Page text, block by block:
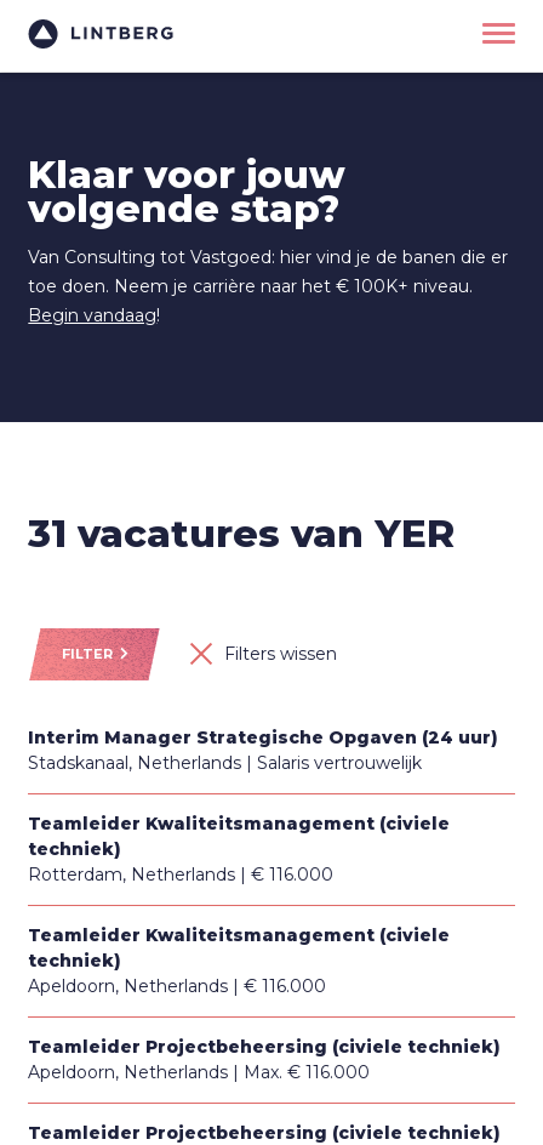
Klaar voor jouw
volgende stap?
Van Consulting tot Vastgoed: hier vind je de banen die er
toe doen. Neem je carrière naar het € 100K+ niveau.
Begin vandaag!
31 vacatures van YER
FILTER Filters wissen
Interim Manager Strategische Opgaven (24 uur)
Stadskanaal, Netherlands
Salaris vertrouwelijk
Teamleider Kwaliteitsmanagement (civiele
techniek)
Rotterdam, Netherlands
€ 116.000
Teamleider Kwaliteitsmanagement (civiele
techniek)
Apeldoorn, Netherlands
€ 116.000
Teamleider Projectbeheersing (civiele techniek)
Apeldoorn, Netherlands
Max. € 116.000
Teamleider Projectbeheersing (civiele techniek)